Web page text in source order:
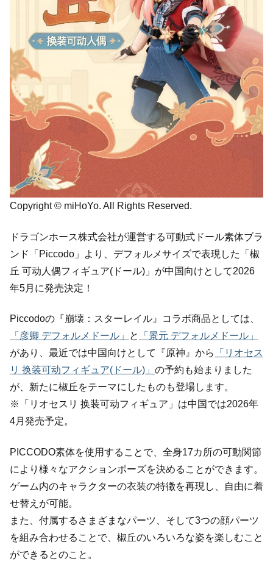
Copyright © miHoYo. All Rights Reserved.
ドラゴンホース株式会社が運営する可動式ドール素体ブラ
ンド「Piccodo」より、デフォルメサイズで表現した「椒
丘 可动人偶フィギュア(ドール)」が中国向けとして2026
年5月に発売決定！
Piccodoの『崩壊：スターレイル』コラボ商品としては、
「彦卿 デフォルメドール」
と
「景元 デフォルメドール」
があり、最近では中国向けとして『原神』から
「リオセス
リ 换装可动フィギュア(ドール)」 の予約も始まりました
が、新たに椒丘をテーマにしたものも登場します。
※「リオセスリ 换装可动フィギュア」は中国では2026年
4月発売予定。
PICCODO素体を使用することで、全身17カ所の可動関節
により様々なアクションポーズを決めることができます。
ゲーム内のキャラクターの衣装の特徴を再現し、自由に着
せ替えが可能。
また、付属するさまざまなパーツ、そして3つの顔パーツ
を組み合わせることで、椒丘のいろいろな姿を楽しむこと
ができるとのこと。